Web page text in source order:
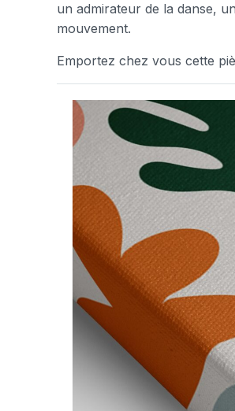
un admirateur de la danse,
mouvement.
Emportez chez vous cette